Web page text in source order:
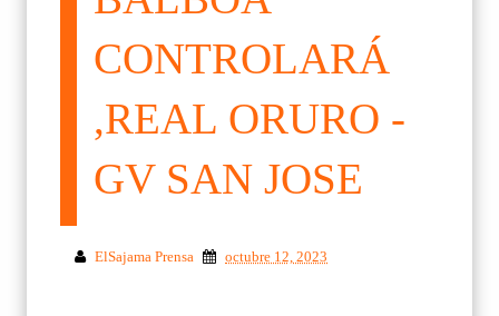
CONTROLARÁ
,REAL ORURO -
GV SAN JOSE
ElSajama Prensa octubre 12, 2023